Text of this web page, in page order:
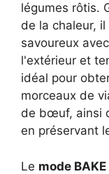
légumes rôtis.
de la chaleur,
savoureux
l'extérieur et
idéal pour
morceaux de
de bœuf, ainsi
en préservant
Le mode BAKE